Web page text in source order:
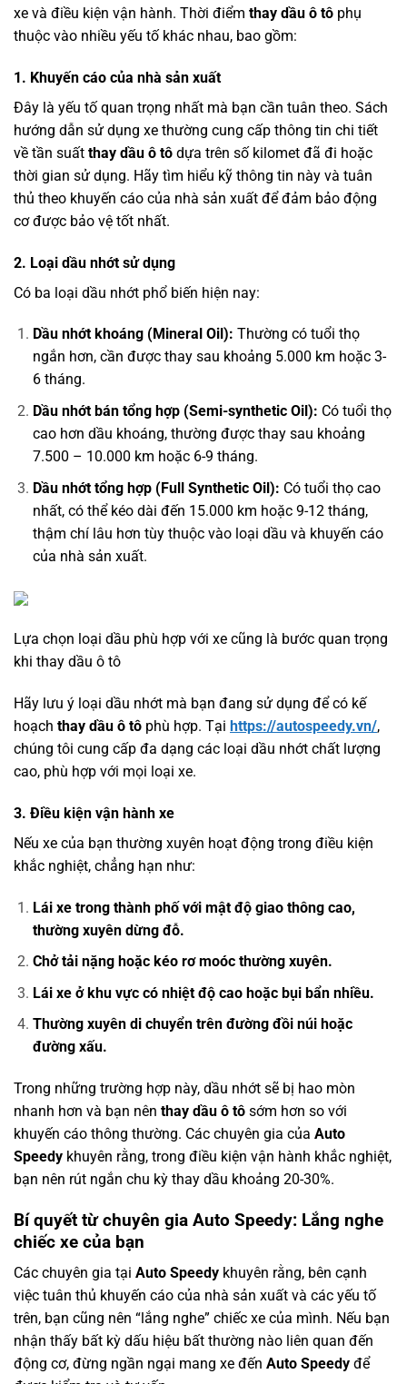
xe và điều kiện vận hành. Thời điểm thay dầu ô tô phụ
thuộc vào nhiều yếu tố khác nhau, bao gồm:
1. Khuyến cáo của nhà sản xuất
Đây là yếu tố quan trọng nhất mà bạn cần tuân theo. Sách
hướng dẫn sử dụng xe thường cung cấp thông tin chi tiết
về tần suất thay dầu ô tô dựa trên số kilomet đã đi hoặc
thời gian sử dụng. Hãy tìm hiểu kỹ thông tin này và tuân
thủ theo khuyến cáo của nhà sản xuất để đảm bảo động
cơ được bảo vệ tốt nhất.
2. Loại dầu nhớt sử dụng
Có ba loại dầu nhớt phổ biến hiện nay:
Dầu nhớt khoáng (Mineral Oil): Thường có tuổi thọ
ngắn hơn, cần được thay sau khoảng 5.000 km hoặc 3-
6 tháng.
Dầu nhớt bán tổng hợp (Semi-synthetic Oil): Có tuổi thọ
cao hơn dầu khoáng, thường được thay sau khoảng
7.500 – 10.000 km hoặc 6-9 tháng.
Dầu nhớt tổng hợp (Full Synthetic Oil): Có tuổi thọ cao
nhất, có thể kéo dài đến 15.000 km hoặc 9-12 tháng,
thậm chí lâu hơn tùy thuộc vào loại dầu và khuyến cáo
của nhà sản xuất.
Lựa chọn loại dầu phù hợp với xe cũng là bước quan trọng
khi thay dầu ô tô
Hãy lưu ý loại dầu nhớt mà bạn đang sử dụng để có kế
hoạch thay dầu ô tô phù hợp. Tại https://autospeedy.vn/,
chúng tôi cung cấp đa dạng các loại dầu nhớt chất lượng
cao, phù hợp với mọi loại xe.
3. Điều kiện vận hành xe
Nếu xe của bạn thường xuyên hoạt động trong điều kiện
khắc nghiệt, chẳng hạn như:
Lái xe trong thành phố với mật độ giao thông cao,
thường xuyên dừng đỗ.
Chở tải nặng hoặc kéo rơ moóc thường xuyên.
Lái xe ở khu vực có nhiệt độ cao hoặc bụi bẩn nhiều.
Thường xuyên di chuyển trên đường đồi núi hoặc
đường xấu.
Trong những trường hợp này, dầu nhớt sẽ bị hao mòn
nhanh hơn và bạn nên thay dầu ô tô sớm hơn so với
khuyến cáo thông thường. Các chuyên gia của Auto
Speedy khuyên rằng, trong điều kiện vận hành khắc nghiệt,
bạn nên rút ngắn chu kỳ thay dầu khoảng 20-30%.
Bí quyết từ chuyên gia Auto Speedy: Lắng nghe
chiếc xe của bạn
Các chuyên gia tại Auto Speedy khuyên rằng, bên cạnh
việc tuân thủ khuyến cáo của nhà sản xuất và các yếu tố
trên, bạn cũng nên “lắng nghe” chiếc xe của mình. Nếu bạn
nhận thấy bất kỳ dấu hiệu bất thường nào liên quan đến
động cơ, đừng ngần ngại mang xe đến Auto Speedy để